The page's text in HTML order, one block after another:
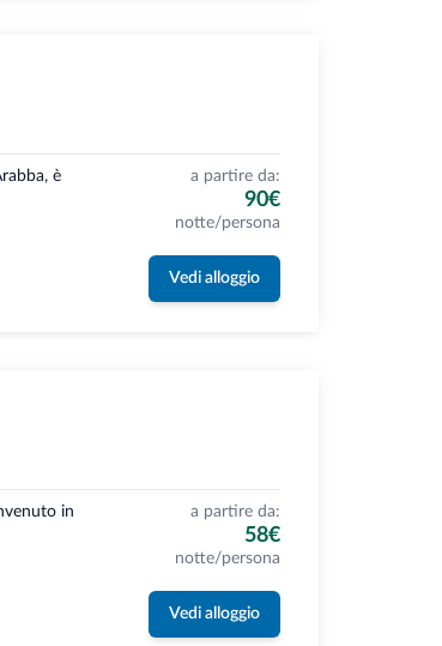
è
a partire da:
90€
notte/persona
Vedi alloggio
in
a partire da:
58€
notte/persona
Vedi alloggio